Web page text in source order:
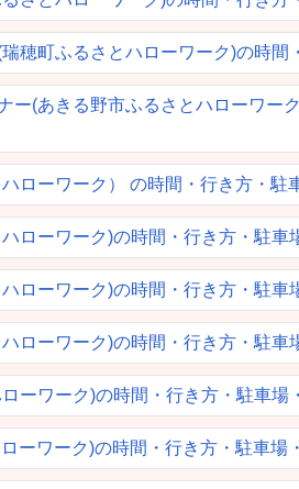
穂町ふるさとハローワーク)の時間
ー(あきる野市ふるさとハローワー
ローワーク） の時間・行き方・駐
ローワーク)の時間・行き方・駐車
ローワーク)の時間・行き方・駐車
ローワーク)の時間・行き方・駐車
ーワーク)の時間・行き方・駐車場
ーワーク)の時間・行き方・駐車場